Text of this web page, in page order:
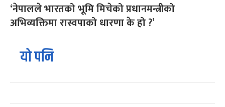
‘नेपालले भारतको भूमि मिचेको प्रधानमन्त्रीको
अभिव्यक्तिमा रास्वपाको धारणा के हो ?’
यो पनि